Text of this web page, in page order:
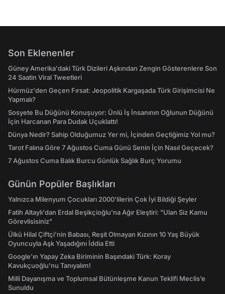
Son Eklenenler
Güney Amerika'daki Türk Dizileri Aşkından Zengin Gösterenlere Son
24 Saatin Viral Tweetleri
Hürmüz'den Geçen Fırsat: Jeopolitik Kargaşada Türk Girişimcisi Ne
Yapmalı?
Sosyete Bu Düğünü Konuşuyor: Ünlü İş İnsanının Oğlunun Düğünü
İçin Harcanan Para Dudak Uçuklattı!
Dünya Nedir? Sahip Olduğumuz Yer mi, İçinden Geçtiğimiz Yol mu?
Tarot Falına Göre 7 Ağustos Cuma Günü Senin İçin Nasıl Geçecek?
7 Ağustos Cuma Balık Burcu Günlük Sağlık Burç Yorumu
Günün Popüler Başlıkları
Yalnızca Milenyum Çocukları 2000'lilerin Çok İyi Bildiği Şeyler
Fatih Altaylı'dan Erdal Beşikçioğlu'na Ağır Eleştiri: "Ulan Siz Kamu
Görevlisisiniz"
Ülkü Hilal Çiftçi'nin Babası, Reşit Olmayan Kızının 10 Yaş Büyük
Oyuncuyla Aşk Yaşadığını İddia Etti
Google'ın Yapay Zeka Biriminin Başındaki Türk: Koray
Kavukçuoğlu'nu Tanıyalım!
Milli Dayanışma ve Toplumsal Bütünleşme Kanun Teklifi Meclis’e
Sunuldu